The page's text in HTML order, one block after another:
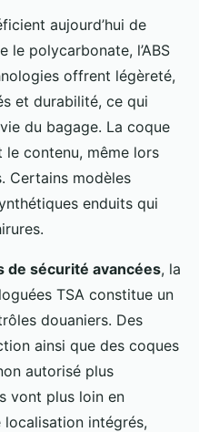
aujourd’hui de
le polycarbonate, l’ABS
offrent légèreté,
et durabilité, ce qui
du bagage. La coque
contenu, même lors
Certains modèles
enduits qui
de sécurité avancées, la
TSA constitue un
douaniers. Des
ainsi que des coques
autorisé plus
vont plus loin en
intégrés,